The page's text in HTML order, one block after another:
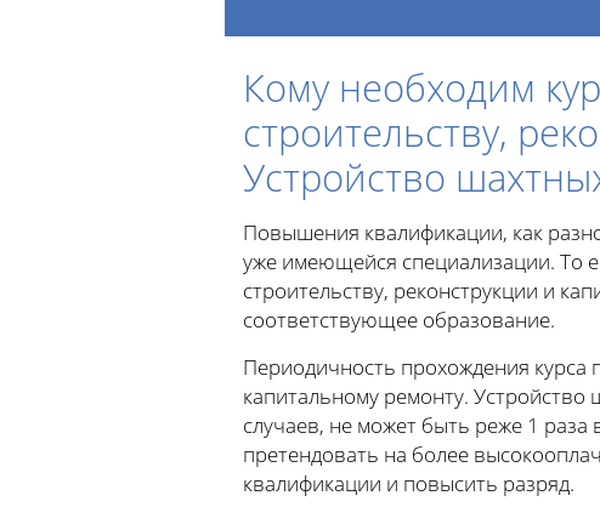
Кому необходим
строительству,
Устройство
Повышения квалификации, как
уже имеющейся специализации. То
строительству, реконструкции и
соответствующее образование.
Периодичность прохождения курса
капитальному ремонту.
случаев, не может быть реже 1 раза
претендовать на более
квалификации и повысить разряд.